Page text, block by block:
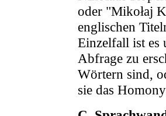
oder "Mikołaj
englischen
Einzelfall ist es
Abfrage zu
Wörtern sind,
sie das